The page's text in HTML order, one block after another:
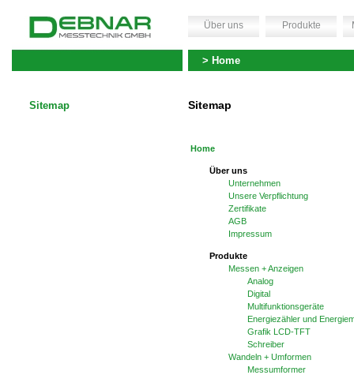
> Home
Über uns Produkte
Sitemap Sitemap
Home
Über uns
Unternehmen
Unsere Verpflichtung
Zertifikate
AGB
Impressum
Produkte
Messen + Anzeigen
Analog
Digital
Multifunktionsgeräte
Energiezähler und
Grafik LCD-TFT
Schreiber
Wandeln + Umformen
Messumformer